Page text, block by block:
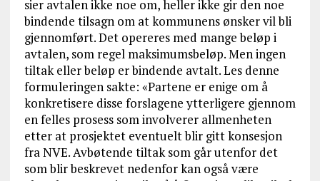
sier avtalen ikke noe om, heller ikke gir den noe
bindende tilsagn om at kommunens ønsker vil bli
gjennomført. Det opereres med mange beløp i
avtalen, som regel maksimumsbeløp. Men ingen
tiltak eller beløp er bindende avtalt. Les denne
formuleringen sakte: «Partene er enige om å
konkretisere disse forslagene ytterligere gjennom
en felles prosess som involverer allmenheten
etter at prosjektet eventuelt blir gitt konsesjon
fra NVE. Avbøtende tiltak som går utenfor det
som blir beskrevet nedenfor kan også være